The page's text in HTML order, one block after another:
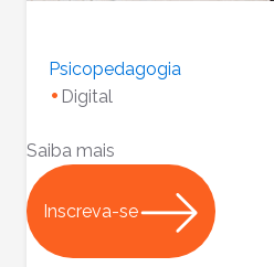
Psicopedagogia
Digital
Saiba mais
Inscreva-se